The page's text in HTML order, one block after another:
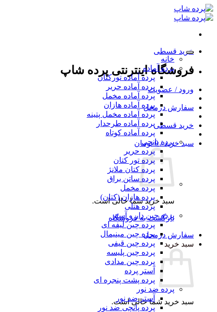
Skip
to
content
خرید قسطی
فروشگاه اینترنتی پرده شاپ
ورود / عضویت
سفارش درمحل
خرید قسطی
سبد خرید /0 تومان
سبد خرید شما خالی است.
بازگشت به فروشگاه
سفارش درمحل
سبد خرید
سبد خرید شما خالی است.
خانه
پرده آماده
پرده آماده تورکتان
پرده آماده حریر
پرده آماده مخمل
پرده آماده هازان
پرده آماده مخمل پتینه
پرده آماده طرحدار
پرده آماده کوتاه
پرده پانچی
پرده حریر
پرده تور کتان
پرده کتان ملانژ
پرده ساتن براق
پرده مخمل
پرده هازان (کتان)
پرده هتلی
پرده چین دار و آستر
پرده چین لیفه ای
پرده چین مینیمال
پرده چین قیفی
پرده چین پلیسه
پرده چین مدادی
آستر پرده
پرده پشت پنجره ای
پرده ضد نور
آستر ضد نور
پرده پانچی ضد نور